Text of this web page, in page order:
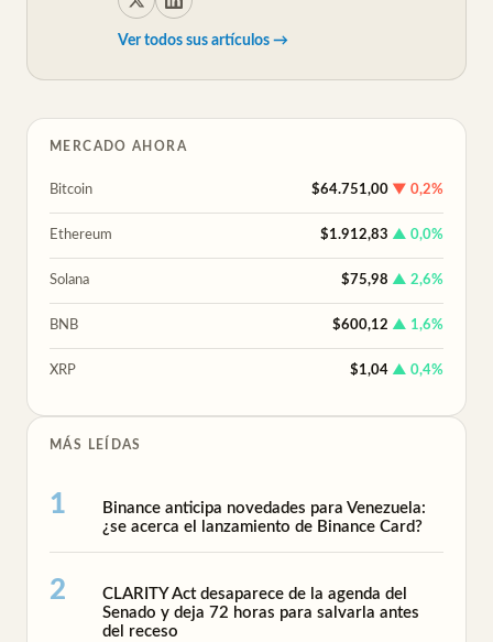
Ver todos sus artículos →
MERCADO AHORA
Bitcoin $64.751,00 ▼ 0,2%
Ethereum $1.912,83 ▲ 0,0%
Solana $75,98 ▲ 2,6%
BNB $600,12 ▲ 1,6%
XRP $1,04 ▲ 0,4%
MÁS LEÍDAS
Binance anticipa novedades para Venezuela:
¿se acerca el lanzamiento de Binance Card?
CLARITY Act desaparece de la agenda del
Senado y deja 72 horas para salvarla antes
del receso